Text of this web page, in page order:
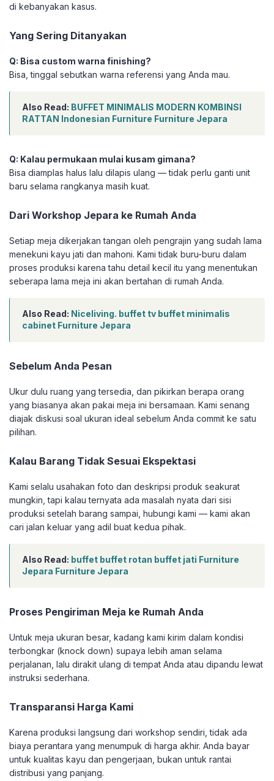
di kebanyakan kasus.
Yang Sering Ditanyakan
Q: Bisa custom warna finishing?
Bisa, tinggal sebutkan warna referensi yang Anda mau.
Also Read: BUFFET MINIMALIS MODERN KOMBINSI
RATTAN Indonesian Furniture Furniture Jepara
Q: Kalau permukaan mulai kusam gimana?
Bisa diamplas halus lalu dilapis ulang — tidak perlu ganti unit
baru selama rangkanya masih kuat.
Dari Workshop Jepara ke Rumah Anda
Setiap meja dikerjakan tangan oleh pengrajin yang sudah lama
menekuni kayu jati dan mahoni. Kami tidak buru-buru dalam
proses produksi karena tahu detail kecil itu yang menentukan
seberapa lama meja ini akan bertahan di rumah Anda.
Also Read: Niceliving. buffet tv buffet minimalis
cabinet Furniture Jepara
Sebelum Anda Pesan
Ukur dulu ruang yang tersedia, dan pikirkan berapa orang
yang biasanya akan pakai meja ini bersamaan. Kami senang
diajak diskusi soal ukuran ideal sebelum Anda commit ke satu
pilihan.
Kalau Barang Tidak Sesuai Ekspektasi
Kami selalu usahakan foto dan deskripsi produk seakurat
mungkin, tapi kalau ternyata ada masalah nyata dari sisi
produksi setelah barang sampai, hubungi kami — kami akan
cari jalan keluar yang adil buat kedua pihak.
Also Read: buffet buffet rotan buffet jati Furniture
Jepara Furniture Jepara
Proses Pengiriman Meja ke Rumah Anda
Untuk meja ukuran besar, kadang kami kirim dalam kondisi
terbongkar (knock down) supaya lebih aman selama
perjalanan, lalu dirakit ulang di tempat Anda atau dipandu lewat
instruksi sederhana.
Transparansi Harga Kami
Karena produksi langsung dari workshop sendiri, tidak ada
biaya perantara yang menumpuk di harga akhir. Anda bayar
untuk kualitas kayu dan pengerjaan, bukan untuk rantai
distribusi yang panjang.